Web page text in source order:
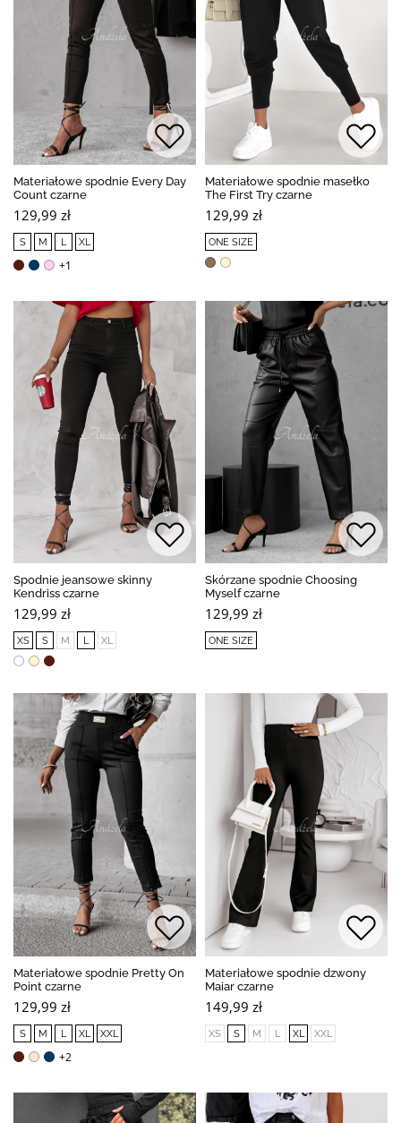
Materiałowe spodnie Every Day
Count czarne
129,99 zł
S M L XL
+1
Materiałowe spodnie masełko
The First Try czarne
129,99 zł
ONE SIZE
Spodnie jeansowe skinny
Kendriss czarne
129,99 zł
XS S M L XL
Skórzane spodnie Choosing
Myself czarne
129,99 zł
ONE SIZE
Materiałowe spodnie Pretty On
Point czarne
129,99 zł
S M L XL XXL
+2
Materiałowe spodnie dzwony
Maiar czarne
149,99 zł
XS S M L XL XXL